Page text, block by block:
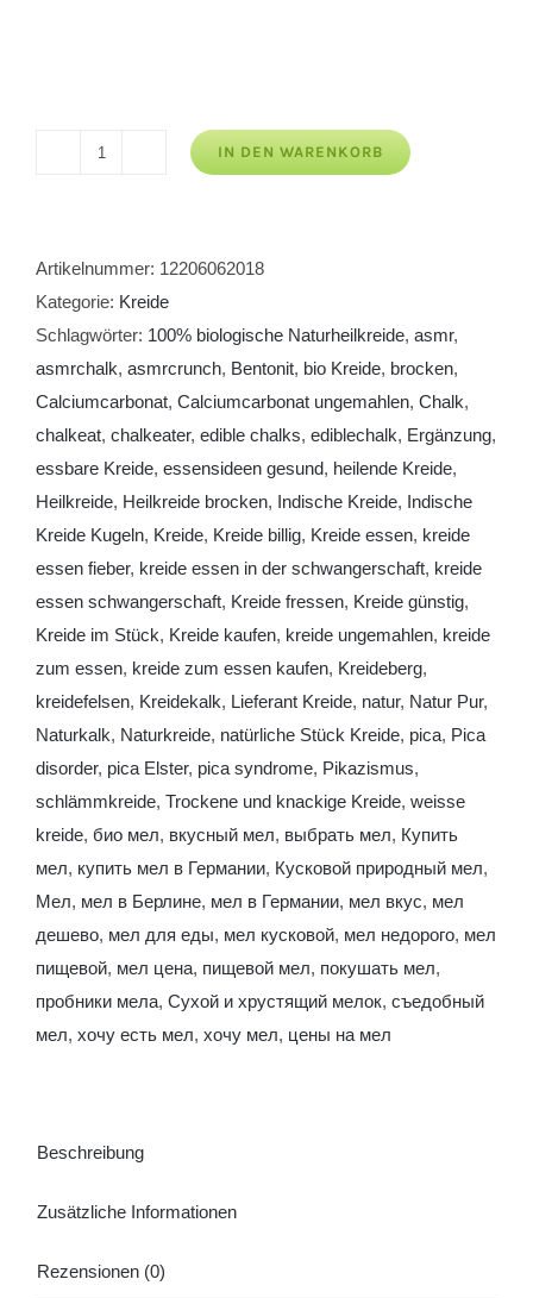
Menge
IN DEN WARENKORB
Artikelnummer: 12206062018
Kategorie: Kreide
Schlagwörter: 100% biologische Naturheilkreide, asmr,
asmrchalk, asmrcrunch, Bentonit, bio Kreide, brocken,
Calciumcarbonat, Calciumcarbonat ungemahlen, Chalk,
chalkeat, chalkeater, edible chalks, ediblechalk, Ergänzung,
essbare Kreide, essensideen gesund, heilende Kreide,
Heilkreide, Heilkreide brocken, Indische Kreide, Indische
Kreide Kugeln, Kreide, Kreide billig, Kreide essen, kreide
essen fieber, kreide essen in der schwangerschaft, kreide
essen schwangerschaft, Kreide fressen, Kreide günstig,
Kreide im Stück, Kreide kaufen, kreide ungemahlen, kreide
zum essen, kreide zum essen kaufen, Kreideberg,
kreidefelsen, Kreidekalk, Lieferant Kreide, natur, Natur Pur,
Naturkalk, Naturkreide, natürliche Stück Kreide, pica, Pica
disorder, pica Elster, pica syndrome, Pikazismus,
schlämmkreide, Trockene und knackige Kreide, weisse
kreide, био мел, вкусный мел, выбрать мел, Купить
мел, купить мел в Германии, Кусковой природный мел,
Мел, мел в Берлине, мел в Германии, мел вкус, мел
дешево, мел для еды, мел кусковой, мел недорого, мел
пищевой, мел цена, пищевой мел, покушать мел,
пробники мела, Сухой и хрустящий мелок, съедобный
мел, хочу есть мел, хочу мел, цены на мел
Beschreibung
Zusätzliche Informationen
Rezensionen (0)